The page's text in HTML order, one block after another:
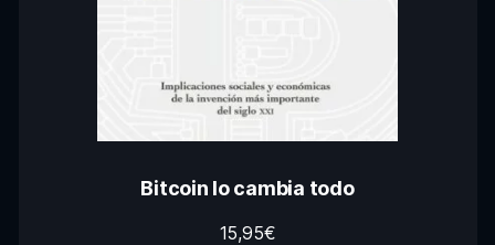
Bitcoin lo cambia todo
15,95€